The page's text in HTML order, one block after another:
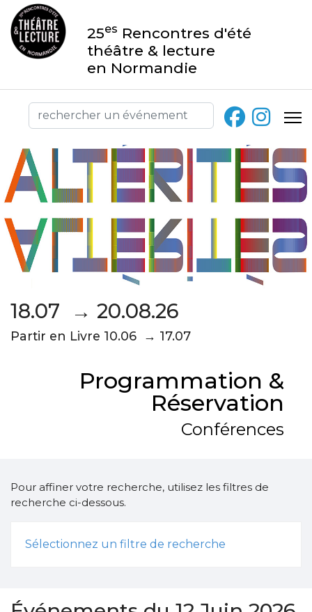
25es Rencontres d'été
théâtre & lecture
en Normandie
18.07 → 20.08.26
Partir en Livre 10.06 → 17.07
Programmation &
Réservation
Conférences
Pour affiner votre recherche, utilisez les filtres de
recherche ci-dessous.
Sélectionnez un filtre de recherche